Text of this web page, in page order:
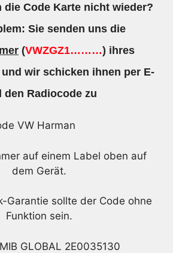
die Code Karte nicht wieder?
Sie senden uns die
(VWZGZ1………) ihres
und wir schicken ihnen per E-
den Radiocode zu
auf einem Label oben auf
dem Gerät.
Garantie sollte der Code ohne
Funktion sein.
GLOBAL 2E0035130